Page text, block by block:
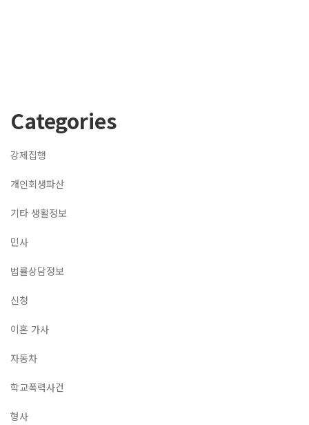
Categories
강제집행
개인회생파산
기타 생활정보
민사
법률상담정보
신청
이혼 가사
자동차
학교폭력사건
형사